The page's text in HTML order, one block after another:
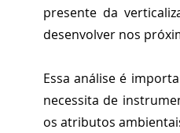
presente da
desenvolver nos
Essa análise é
necessita de
os atributos